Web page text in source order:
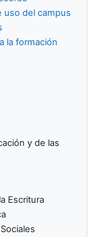
uso del campus
la formación
y de las
Escritura